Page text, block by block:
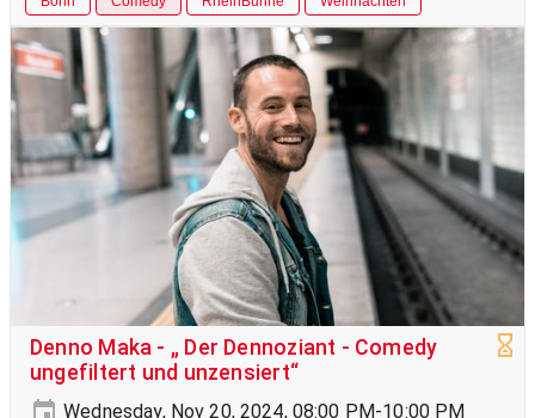
Denno Maka - „ Der Dennoziant - Comedy
ungefiltert und unzensiert“
Wednesday, Nov 20, 2024, 08:00 PM-10:00 PM